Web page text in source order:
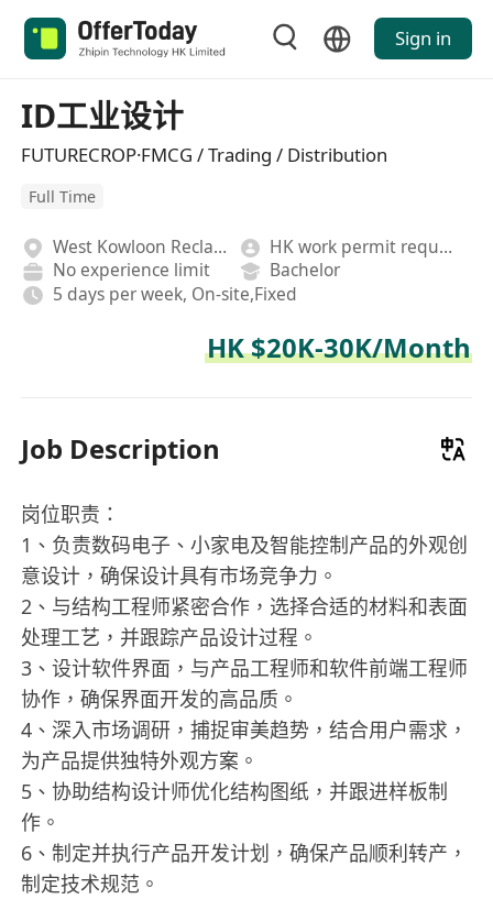
Sign in
ID工业设计
FUTURECROP·FMCG / Trading / Distribution
Full Time
West Kowloon Reclamation
HK work permit required
No experience limit
Bachelor
5 days per week, On-site,Fixed
HK $20K-30K/Month
Job Description
岗位职责：
1、负责数码电子、小家电及智能控制产品的外观创
意设计，确保设计具有市场竞争力。
2、与结构工程师紧密合作，选择合适的材料和表面
处理工艺，并跟踪产品设计过程。
3、设计软件界面，与产品工程师和软件前端工程师
协作，确保界面开发的高品质。
4、深入市场调研，捕捉审美趋势，结合用户需求，
为产品提供独特外观方案。
5、协助结构设计师优化结构图纸，并跟进样板制
作。
6、制定并执行产品开发计划，确保产品顺利转产，
制定技术规范。